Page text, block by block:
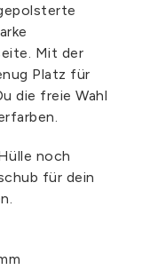
Mit der
Platz für
die freie Wahl
noch
für dein